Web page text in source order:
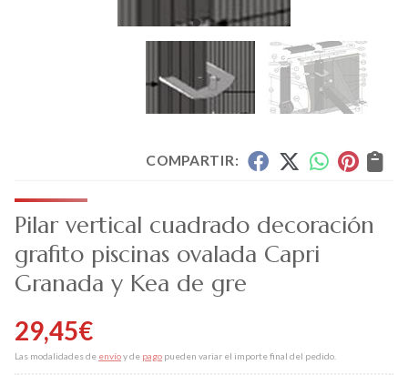
COMPARTIR:
Pilar vertical cuadrado decoración
grafito piscinas ovalada Capri
Granada y Kea de gre
29,45€
Las modalidades de envíoy de pago pueden variar el importe final del pedido.